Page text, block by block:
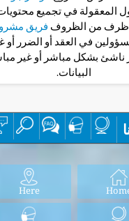
المعقولة في تجميع
ظرف من الظروف فريق
مسؤولين في العقد أو الضرر
بشكل مباشر أو غير
البيانات.
Here